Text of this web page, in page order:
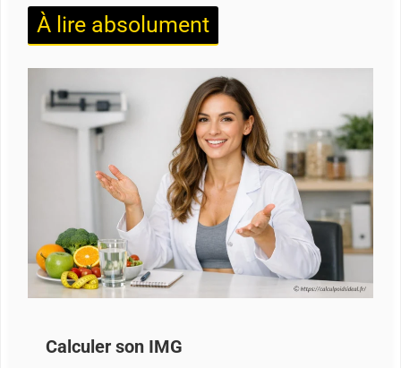
À lire absolument
Calculer son IMG